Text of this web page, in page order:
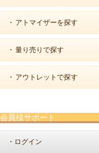
・ アトマイザーを探す
・ 量り売りで探す
・ アウトレットで探す
会員様サポート
・ ログイン